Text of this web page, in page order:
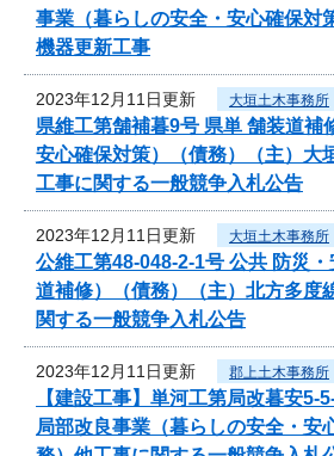
事業（暮らしの安全・安心確保対
機器更新工事
2023年12月11日更新 大垣土木事務所
県維工第舗補暮9号 県単 舗装道補
安心確保対策）（債務）（主）
工事に関する一般競争入札公告
2023年12月11日更新 大垣土木事務所
公維工第48-048-2-1号 公共 防災
道補修）（債務）（主）北方多
関する一般競争入札公告
2023年12月11日更新 郡上土木事務所
【建設工事】単河工第局改暮安5-
局部改良事業（暮らしの安全・安